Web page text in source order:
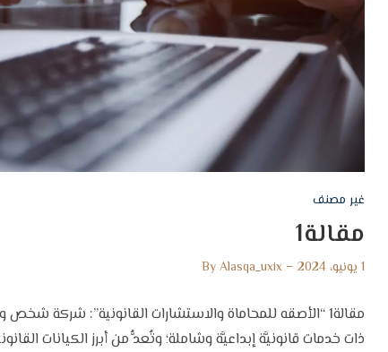
غير مصنف
مقالة1
1 يونيو، 2024 ByAlasqa_uxix
مقالة1 “الأصقه للمحاماة والاستشارات القانونية”:
ذات خدمات قانونيَّة إبداعيَّة وشاملة؛ وتُعدُّ من أبرز الكيانات